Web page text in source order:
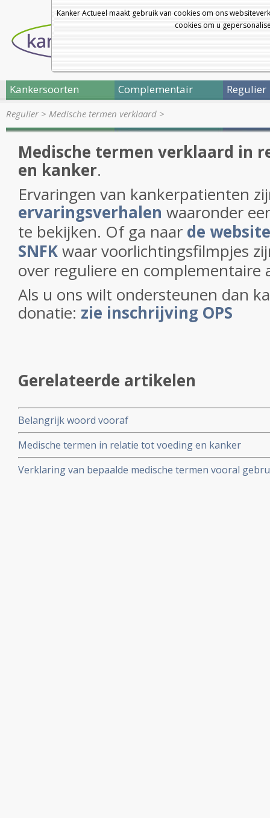
Kanker Actueel maakt gebruik van cookies om ons
cookies om u
Kankersoorten Complementair Regulier
Regulier> Medische termen verklaard >
Medische termen verklaard in
en kanker.
Ervaringen van kankerpatienten
ervaringsverhalen waaronder
te bekijken. Of ga naar de
SNFKwaar voorlichtingsfilmpjes
over reguliere en complementaire
Als u ons wilt ondersteunen dan
donatie: zie inschrijving OPS
Gerelateerde artikelen
Belangrijk woord vooraf
Medische termen in relatie tot voeding en kanker
Verklaring van bepaalde medische termen vooral